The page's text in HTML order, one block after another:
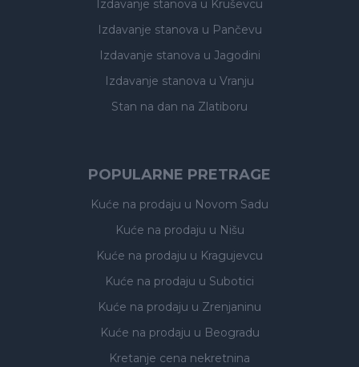
Izdavanje stanova u Kruševcu
Izdavanje stanova u Pančevu
Izdavanje stanova u Jagodini
Izdavanje stanova u Vranju
Stan na dan na Zlatiboru
POPULARNE PRETRAGE
Kuće na prodaju u Novom Sadu
Kuće na prodaju u Nišu
Kuće na prodaju u Kragujevcu
Kuće na prodaju u Subotici
Kuće na prodaju u Zrenjaninu
Kuće na prodaju u Beogradu
Kretanje cena nekretnina